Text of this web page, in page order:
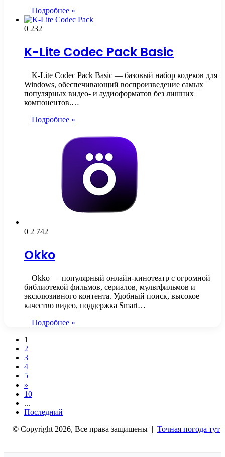
Подробнее »
0 232
K-Lite Codec Pack Basic
K‑Lite Codec Pack Basic — базовый набор кодеков для
Windows, обеспечивающий воспроизведение самых
популярных видео- и аудиоформатов без лишних
компонентов.…
Подробнее »
0 2 742
Okko
Okko — популярный онлайн-кинотеатр с огромной
библиотекой фильмов, сериалов, мультфильмов и
эксклюзивного контента. Удобный поиск, высокое
качество видео, поддержка Smart…
Подробнее »
1
2
3
4
5
»
10
...
Последний
© Copyright 2026, Все права защищены | Точная погода тут